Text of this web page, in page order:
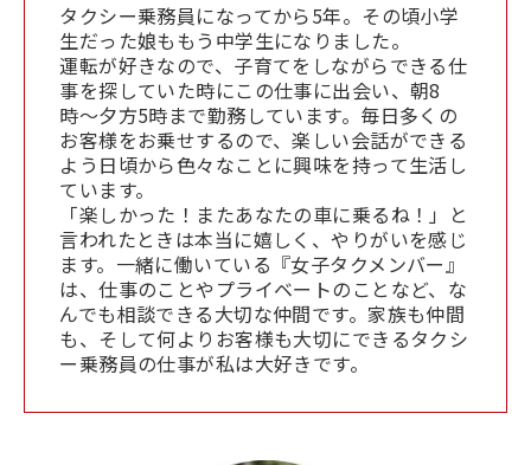
タクシー乗務員になってから5年。その頃小学
生だった娘ももう中学生になりました。
運転が好きなので、子育てをしながらできる仕
事を探していた時にこの仕事に出会い、朝8
時〜夕方5時まで勤務しています。毎日多くの
お客様をお乗せするので、楽しい会話ができる
よう日頃から色々なことに興味を持って生活し
ています。
「楽しかった！またあなたの車に乗るね！」と
言われたときは本当に嬉しく、やりがいを感じ
ます。一緒に働いている『女子タクメンバー』
は、仕事のことやプライベートのことなど、な
んでも相談できる大切な仲間です。家族も仲間
も、そして何よりお客様も大切にできるタクシ
ー乗務員の仕事が私は大好きです。